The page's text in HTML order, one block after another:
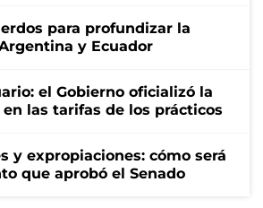
para profundizar la
y Ecuador
el Gobierno oficializó la
en las tarifas de los prácticos
y expropiaciones: cómo será
que aprobó el Senado